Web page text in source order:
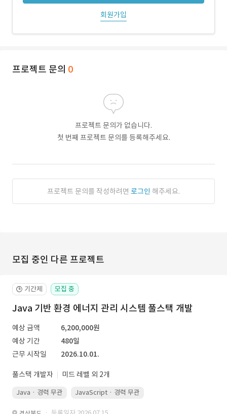
회원가입
프로젝트 문의 0
프로젝트 문의가 없습니다.
첫 번째 프로젝트 문의를 등록해주세요.
프로젝트 문의를 작성하려면 로그인 해주세요.
모집 중인 다른 프로젝트
🕒 기간제 모집 중
Java 기반 환경 에너지 관리 시스템 풀스택 개발
예상 금액
6,200,000원
예상 기간
480일
근무 시작일
2026.10.01.
풀스택 개발자 미드 레벨 외 2개
Java · 경력 무관 JavaScript · 경력 무관